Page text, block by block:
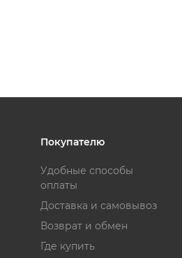
Покупателю
Удобные способы
оплаты
Доставка и самовывоз
Возврат и обмен
Где купить